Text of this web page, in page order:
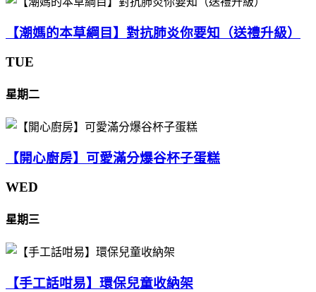
【潮媽的本草綱目】對抗肺炎你要知（送禮升級）
TUE
星期二
【開心廚房】可愛滿分爆谷杯子蛋糕
WED
星期三
【手工話咁易】環保兒童收納架